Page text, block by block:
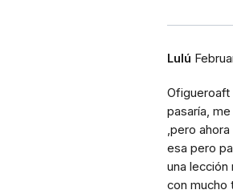
Lulú
Ofigueroaft
pasaría,
,pero
esa pero
una
con mucho